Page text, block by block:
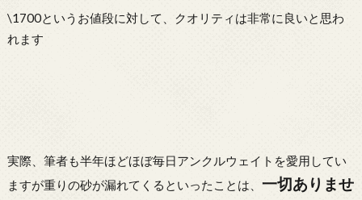
\1700というお値段に対して、クオリティは非常に良いと思わ
れます
実際、筆者も半年ほどほぼ毎日アンクルウェイトを愛用してい
ますが重りの砂が漏れてくるといったことは、 一切ありませ